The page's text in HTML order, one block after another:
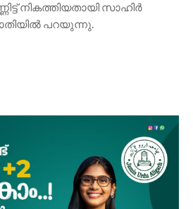
നികത്തിയതായി സാഹിർ
പറയുന്നു.